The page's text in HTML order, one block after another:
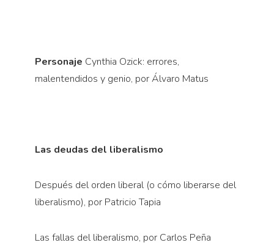
Personaje Cynthia Ozick: errores,
malentendidos y genio, por Álvaro Matus
Las deudas del liberalismo
Después del orden liberal (o cómo liberarse del
liberalismo), por Patricio Tapia
Las fallas del liberalismo, por Carlos Peña